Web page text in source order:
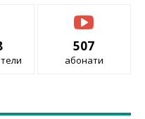
507
абонати